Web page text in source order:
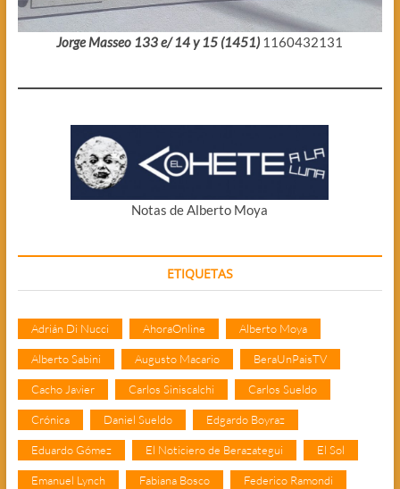
Jorge Masseo 133 e/ 14 y 15 (1451) 1160432131
Notas de Alberto Moya
ETIQUETAS
Adrián Di Nucci AhoraOnline Alberto Moya
Alberto Sabini Augusto Macario BeraUnPaisTV
Cacho Javier Carlos Siniscalchi Carlos Sueldo
Crónica Daniel Sueldo Edgardo Boyraz
Eduardo Gómez El Noticiero de Berazategui El Sol
Emanuel Lynch Fabiana Bosco Federico Ramondi